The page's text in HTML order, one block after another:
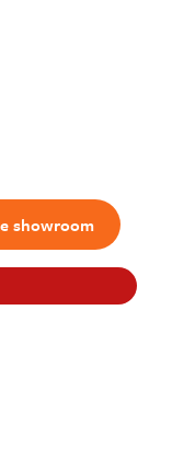
showroom